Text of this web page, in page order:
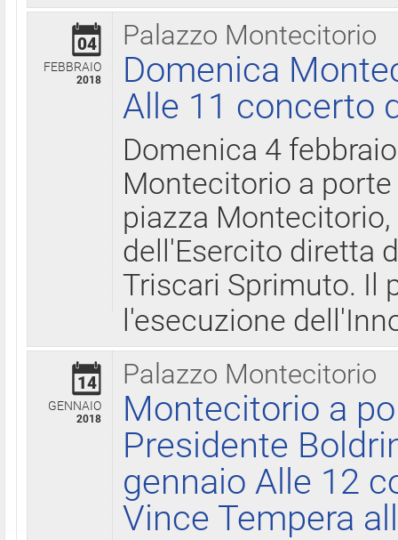
Palazzo Montecitorio
04
FEBBRAIO
2018
Domenica
Alle 11 concerto
Domenica 4
Montecitorio a
piazza
dell'Esercito diretta
Triscari Sprimuto. Il
l'esecuzione
Palazzo Montecitorio
14
GENNAIO
2018
Montecitorio a
Presidente
gennaio Alle 12
Vince Tempera